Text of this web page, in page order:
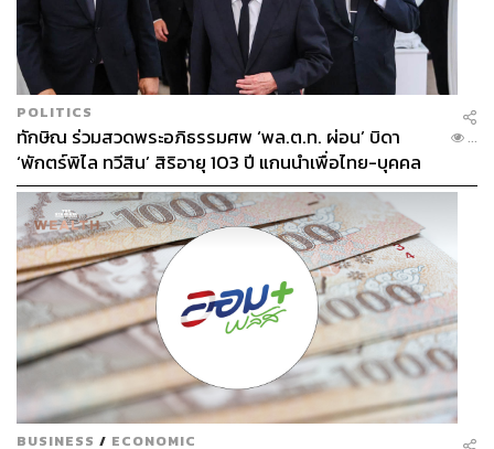
POLITICS
ทักษิณ ร่วมสวดพระอภิธรรมศพ ‘พล.ต.ท. ผ่อน’ บิดา
‘พักตร์พิไล ทวีสิน’ สิริอายุ 103 ปี แกนนำเพื่อไทย-บุคคล
หลากวงการร่วมอาลัย
...
BUSINESS / ECONOMIC